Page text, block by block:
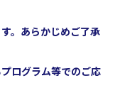
。あらかじめご了承
ログラム等でのご応